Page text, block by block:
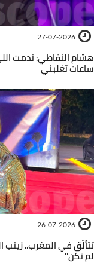
27-07-2026
هشام النقاطي: ندمت
ساعات تغلبني
26-07-2026
تتألّق في المغرب.. زينب
لم تكن''